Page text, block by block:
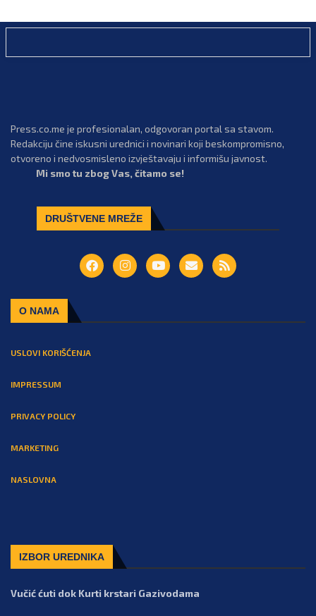
Press.co.me je profesionalan, odgovoran portal sa stavom.
Redakciju čine iskusni urednici i novinari koji beskompromisno,
otvoreno i nedvosmisleno izvještavaju i informišu javnost.
Mi smo tu zbog Vas, čitamo se!
DRUŠTVENE MREŽE
O NAMA
USLOVI KORIŠĆENJA
IMPRESSUM
PRIVACY POLICY
MARKETING
NASLOVNA
IZBOR UREDNIKA
Vučić ćuti dok Kurti krstari Gazivodama